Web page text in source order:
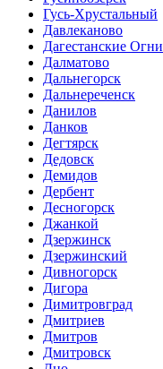
Гусь-Хрустальный
Давлеканово
Дагестанские Огни
Далматово
Дальнегорск
Дальнереченск
Данилов
Данков
Дегтярск
Дедовск
Демидов
Дербент
Десногорск
Джанкой
Дзержинск
Дзержинский
Дивногорск
Дигора
Димитровград
Дмитриев
Дмитров
Дмитровск